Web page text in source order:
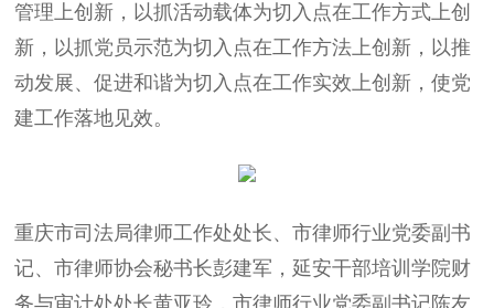
管理上创新，以抓活动载体为切入点在工作方式上创
新，以抓党员示范为切入点在工作方法上创新，以推
动发展、促进和谐为切入点在工作实效上创新，使党
建工作落地见效。
重庆市司法局律师工作处处长、市律师行业党委副书
记、市律师协会秘书长彭建军，延安干部培训学院财
务与审计处处长黄亚玲，市律师行业党委副书记陈友